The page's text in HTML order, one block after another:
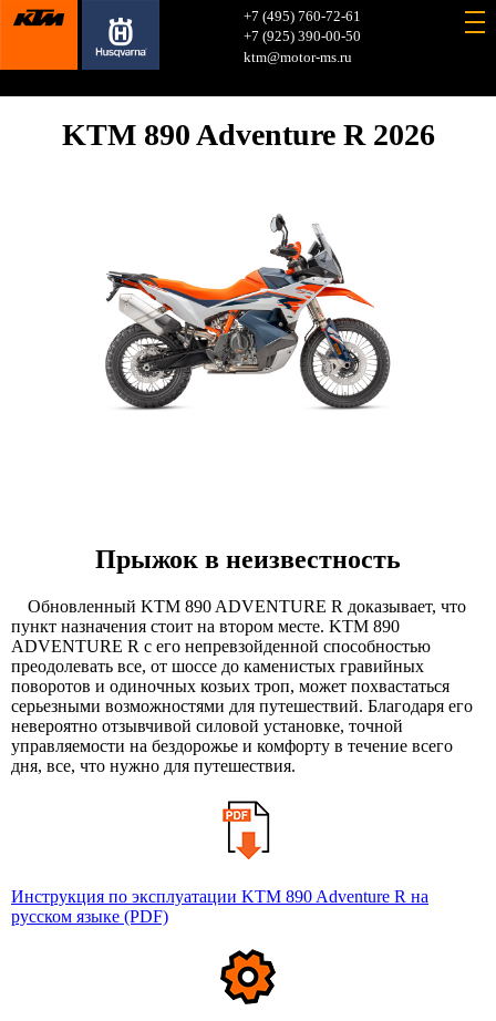
+7 (495) 760-72-61
+7 (925) 390-00-50
ktm@motor-ms.ru
KTM 890 Adventure R 2026
Прыжок в неизвестность
Обновленный KTM 890 ADVENTURE R доказывает, что
пункт назначения стоит на втором месте. KTM 890
ADVENTURE R с его непревзойденной способностью
преодолевать все, от шоссе до каменистых гравийных
поворотов и одиночных козьих троп, может похвастаться
серьезными возможностями для путешествий. Благодаря его
невероятно отзывчивой силовой установке, точной
управляемости на бездорожье и комфорту в течение всего
дня, все, что нужно для путешествия.
Инструкция по эксплуатации KTM 890 Adventure R на
русском языке (PDF)